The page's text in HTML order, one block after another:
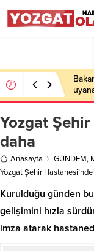
Yozgat
daha
Anasayfa GÜNDEM,
Yozgat Şehir
Kurulduğu günden
gelişimini hızla
imza atarak